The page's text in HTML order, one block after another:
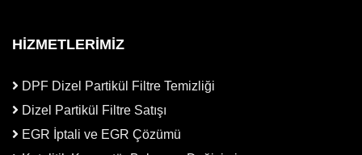
HİZMETLERİMİZ
DPF Dizel Partikül Filtre Temizliği
Dizel Partikül Filtre Satışı
EGR İptali ve EGR Çözümü